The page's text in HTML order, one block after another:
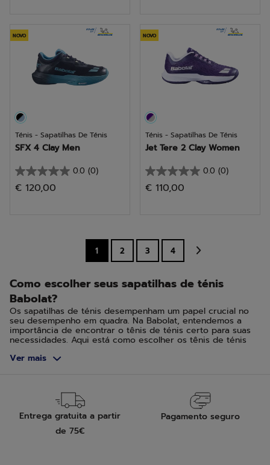
NOVO
Ténis - Sapatilhas De Ténis
SFX 4 Clay Men
0.0 (0)
0.0
em
€ 120,00
NOVO
Ténis - Sapatilhas De Ténis
Jet Tere 2 Clay Women
0.0 (0)
0.0
em
€ 110,00
1 2 3 4
Como escolher seus sapatilhas de ténis
Babolat?
Os sapatilhas de ténis desempenham um papel crucial no
seu desempenho em quadra. Na Babolat, entendemos a
importância de encontrar o tênis de ténis certo para suas
necessidades. Aqui está como escolher os tênis de ténis
A escolha dos seus sapatilhas de ténis deve ser
influenciada pelo tipo de superfície em que você joga. Para
quadras duras, opte por tênis que ofereçam mais
durabilidade e suporte. Quadras de grama e saibro exigem
tênis com boa aderência e capacidade de deslizar de
Ver mais
Entrega gratuita a partir
de 75€
Pagamento seguro